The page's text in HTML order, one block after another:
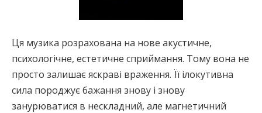
Ця музика розрахована на нове акустичне,
психологічне, естетичне сприймання. Тому вона не
просто залишає яскраві враження. Її ілокутивна
сила породжує бажання знову і знову
занурюватися в нескладний, але магнетичний